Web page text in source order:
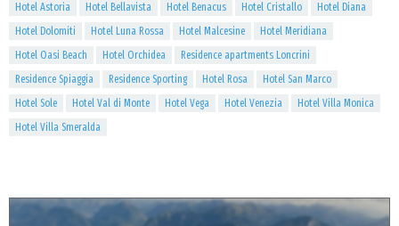
Hotel Astoria
Hotel Bellavista Hotel Benacus Hotel Cristallo
Hotel Diana
Hotel Dolomiti
Hotel Luna Rossa Hotel Malcesine
Hotel Meridiana
Hotel Oasi Beach
Hotel Orchidea
Residence apartments Loncrini
Residence Spiaggia
Residence Sporting Hotel Rosa
Hotel San Marco
Hotel Sole
Hotel Val di Monte Hotel Vega Hotel Venezia
Hotel Villa Monica
Hotel Villa Smeralda